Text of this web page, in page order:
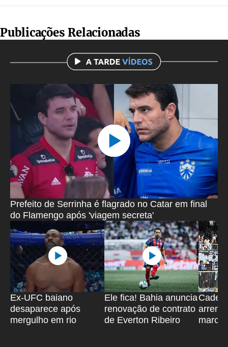
Publicações Relacionadas
Prefeito de Serrinha é flagrado no Catar em final
do Flamengo após 'viagem secreta'
Ex-UFC baiano
desaparece após
mergulho em rio
Ele fica! Bahia anuncia
renovação de contrato
de Everton Ribeiro
marca